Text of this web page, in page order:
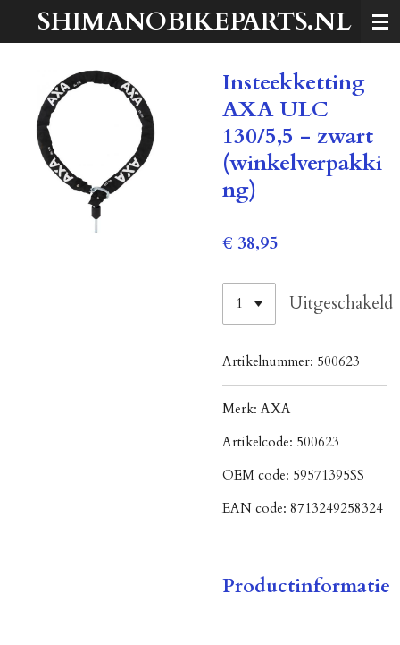
hoofdinhoud
SHIMANOBIKEPARTS.NL
Insteekketting
AXA ULC
130/5,5 - zwart
(winkelverpakki
ng)
€ 38,95
Uitgeschakeld
Artikelnummer: 500623
Merk: AXA
Artikelcode: 500623
OEM code: 59571395SS
EAN code: 8713249258324
Productinformatie